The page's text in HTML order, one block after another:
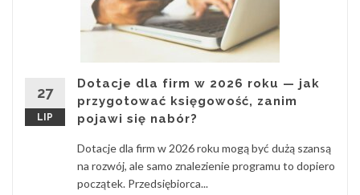
27
LIP
Dotacje dla firm w 2026 roku — jak
przygotować księgowość, zanim
pojawi się nabór?
Dotacje dla firm w 2026 roku mogą być dużą szansą
na rozwój, ale samo znalezienie programu to dopiero
początek. Przedsiębiorca...